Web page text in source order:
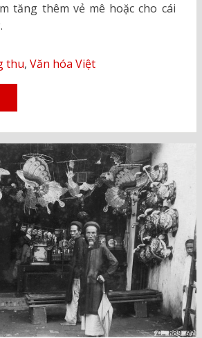
tăng thêm vẻ mê hoặc cho cái
thu, Văn hóa Việt